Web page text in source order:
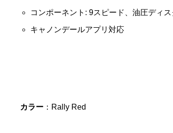
コンポーネント: 9スピード、油圧ディ
キャノンデールアプリ対応
カラー ：Rally Red